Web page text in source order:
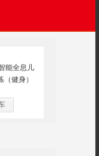
能全息儿
健身）